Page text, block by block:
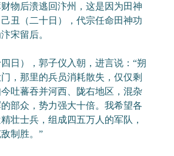
物后溃逃回汴州，这是因为田神
丑（二十日），代宗任命田神功
宋留后。
），郭子仪入朝，进言说：“朔
，那里的兵员消耗散失，仅仅剩
吐蕃吞并河西、陇右地区，混杂
部众，势力强大十倍。我希望各
壮士兵，组成四五万人的军队，
制胜。”